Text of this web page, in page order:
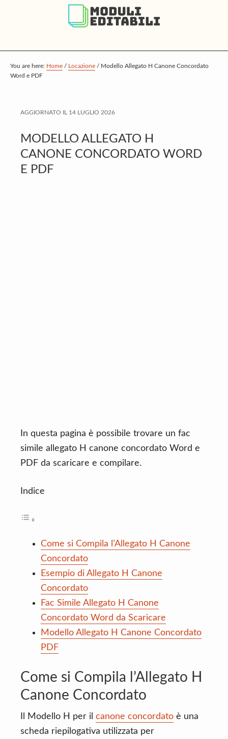
p
t
a
n
c
o
p
t
r
m
a
r
p
t
o
t
e
r
You are here: Home / Locazione / Modello Allegato H Canone Concordato
Word e PDF
AGGIORNATO IL 14 LUGLIO 2026
MODELLO ALLEGATO H
CANONE CONCORDATO WORD
E PDF
In questa pagina è possibile trovare un fac
simile allegato H canone concordato Word e
PDF da scaricare e compilare.
Indice
Come si Compila l’Allegato H Canone
Concordato
Esempio di Allegato H Canone
Concordato
Fac Simile Allegato H Canone
Concordato Word da Scaricare
Modello Allegato H Canone Concordato
PDF
Come si Compila l’Allegato H
Canone Concordato
Il Modello H per il canone concordato è una
scheda riepilogativa utilizzata per